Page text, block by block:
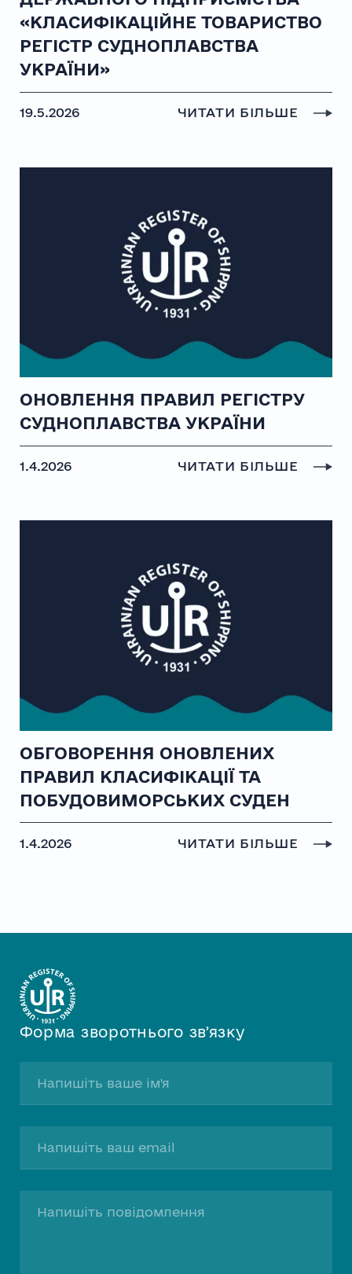
«КЛАСИФІКАЦІЙНЕ ТОВАРИСТВО
РЕГІСТР СУДНОПЛАВСТВА
УКРАЇНИ»
19.5.2026 ЧИТАТИ БІЛЬШЕ
ОНОВЛЕННЯ ПРАВИЛ РЕГІСТРУ
СУДНОПЛАВСТВА УКРАЇНИ
1.4.2026 ЧИТАТИ БІЛЬШЕ
ОБГОВОРЕННЯ ОНОВЛЕНИХ
ПРАВИЛ КЛАСИФІКАЦІЇ ТА
ПОБУДОВИМОРСЬКИХ СУДЕН
1.4.2026 ЧИТАТИ БІЛЬШЕ
Форма зворотнього звʼязку